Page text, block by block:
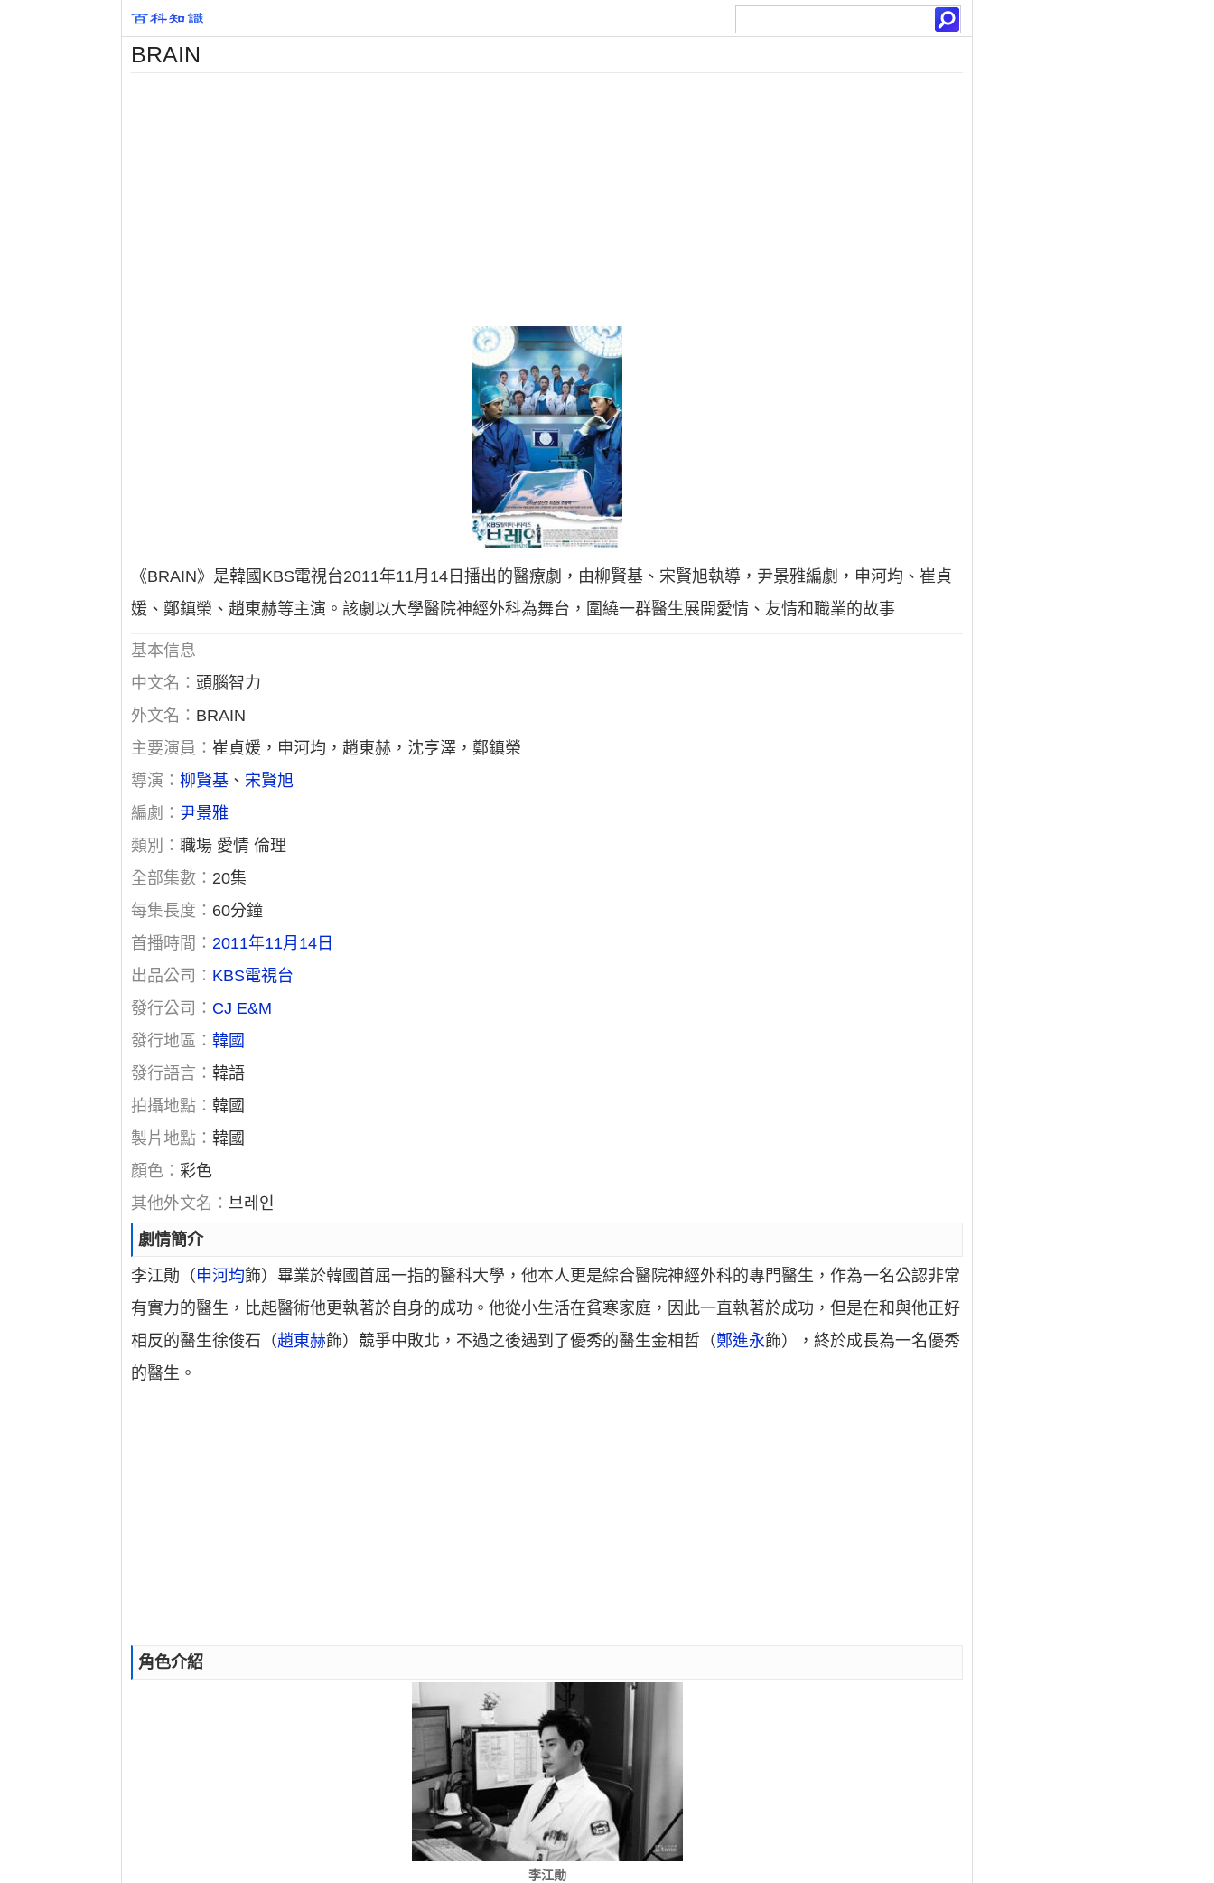
BRAIN
《BRAIN》是韓國KBS電視台2011年11月14日播出的醫療劇，由柳賢基、宋賢旭執導，尹景雅編劇，申河均、崔貞
媛、鄭鎮榮、趙東赫等主演。該劇以大學醫院神經外科為舞台，圍繞一群醫生展開愛情、友情和職業的故事
基本信息
中文名：頭腦智力
外文名： BRAIN
主要演員：崔貞媛，申河均，趙東赫，沈亨澤，鄭鎮榮
導演：柳賢基 、宋賢旭
編劇： 尹景雅
類別：職場 愛情 倫理
全部集數： 20集
每集長度： 60分鐘
首播時間：2011年11月14日
出品公司： KBS電視台
發行公司： CJ E&M
發行地區：韓國
發行語言：韓語
拍攝地點：韓國
製片地點：韓國
顏色：彩色
其他外文名： 브레인
劇情簡介
李江勛（ 申河均飾）畢業於韓國首屈一指的醫科大學，他本人更是綜合醫院神經外科的專門醫生，作為一名公認非常
有實力的醫生，比起醫術他更執著於自身的成功。他從小生活在貧寒家庭，因此一直執著於成功，但是在和與他正好
相反的醫生徐俊石（趙東赫飾）競爭中敗北，不過之後遇到了優秀的醫生金相哲（鄭進永飾），終於成長為一名優秀
的醫生。
角色介紹
李江勛